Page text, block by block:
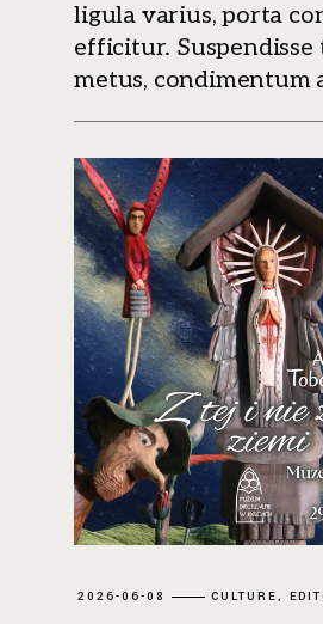
ligula varius, porta
efficitur.
metus, condimentum
2026-06-08 CULTURE